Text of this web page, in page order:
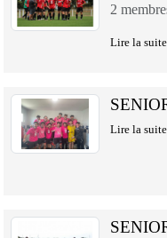
2
Lire la suite
Lire la suite